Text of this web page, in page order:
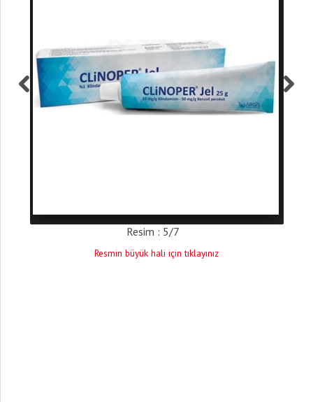
Resim : 5/7
Resmin büyük hali için tıklayınız